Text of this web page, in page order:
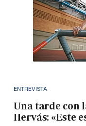
ENTREVISTA
Una tarde con
Hervás: «Este